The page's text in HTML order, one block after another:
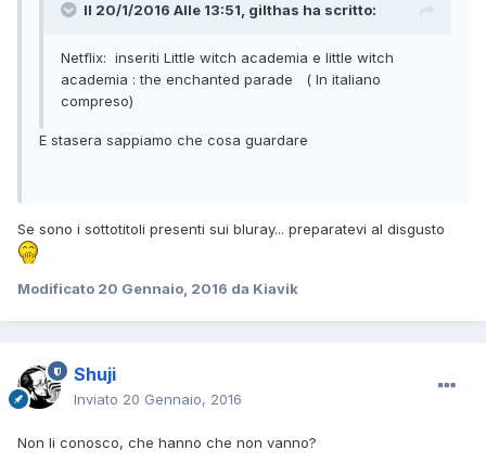
Il 20/1/2016 Alle 13:51, gilthas ha scritto:
Netflix: inseriti Little witch academia e little witch
academia : the enchanted parade ( In italiano
compreso)
E stasera sappiamo che cosa guardare
Se sono i sottotitoli presenti sui bluray... preparatevi al disgusto
Modificato 20 Gennaio, 2016 da Kiavik
Shuji
Inviato 20 Gennaio, 2016
Non li conosco, che hanno che non vanno?